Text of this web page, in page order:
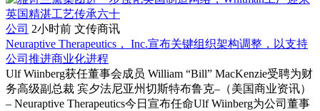
公司 2小时前 文传商讯
Neuraptive Therapeutics， Inc.宣布关键组织架构调整，以支持
公司推进商业化进程
Ulf Wiinberg获任董事会成员 William “Bill” MacKenzie受聘为财
务高级副总裁 宾夕法尼亚州切斯特布鲁克–（美国商业资讯）
– Neuraptive Therapeutics今日宣布任命Ulf Wiinberg为公司董事